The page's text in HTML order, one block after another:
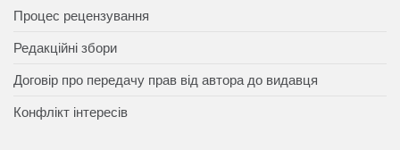
Процес рецензування
Редакційні збори
Договір про передачу прав від автора до видавця
Конфлікт інтересів